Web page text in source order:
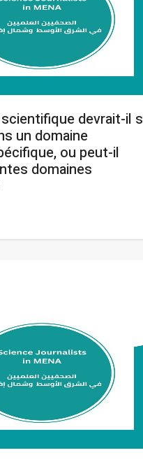
devrait-il
un domaine
ou peut-il
domaines